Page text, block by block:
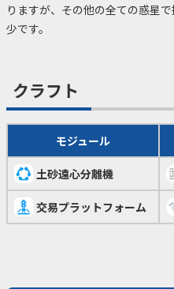
りますが、その他の全ての惑星
少です。
クラフト
モジュール
土砂遠心分離機
交易プラットフォーム